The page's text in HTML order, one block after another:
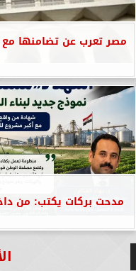
مصر تعرب عن تضامنها مع
مدحت بركات يكتب: من